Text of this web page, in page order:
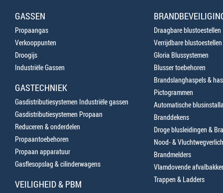
GASSEN
Propaangas
Verkooppunten
Droogijs
Industriële Gassen
GASTECHNIEK
Gasdistributiesystemen Industriële gassen
Gasdistributiesystemen Propaan
Reduceren & onderdelen
Propaantoebehoren
Propaan apparatuur
Gasflesopslag & cilinderwagens
VEILIGHEID & PBM
Draagbare blustoestellen
Verrijdbare blustoestellen
Gloria Blussystemen
Blusser toebehoren
Brandslanghaspels &
Pictogrammen
Automatische
Branddekens
Droge blusleidingen &
Nood- &
Brandmelders
Vlamdovende
Trappen & Ladders